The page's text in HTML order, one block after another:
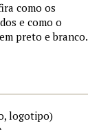
como os
e como o
preto e branco.
logotipo)